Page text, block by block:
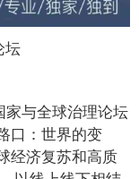
坛
与全球治理论坛
口：世界的变
经济复苏和高质